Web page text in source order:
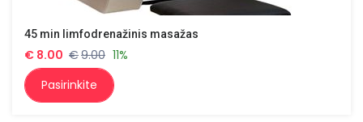
45 min limfodrenažinis masažas
€ 8.00 €9.00 11%
Pasirinkite